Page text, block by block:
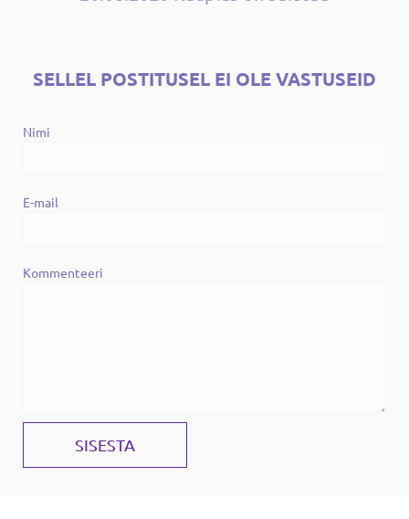
SELLEL POSTITUSEL EI OLE VASTUSEID
Nimi
E-mail
Kommenteeri